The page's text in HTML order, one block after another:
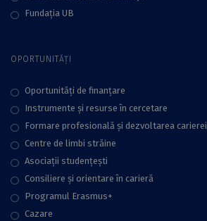
Fundaţia UB
OPORTUNITĂȚI
Oportunități de finanțare
Instrumente și resurse în cercetare
Formare profesională și dezvoltarea carierei
Centre de limbi străine
Asociații studențești
Consiliere şi orientare în carieră
Programul Erasmus+
Cazare